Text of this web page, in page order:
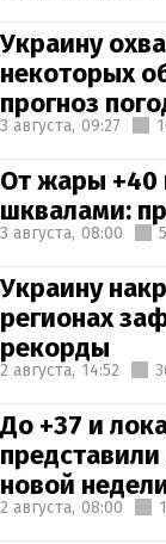
Украину
некоторых
прогноз
3 августа, 09:27
От жары +40
шквалами:
3 августа, 08:00
Украину
регионах
рекорды
2 августа, 14:52
До +37 и
новой
2 августа, 08:00